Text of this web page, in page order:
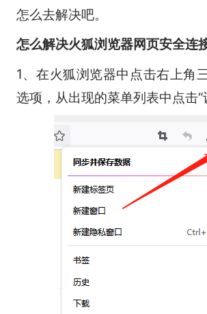
怎么去解决吧。
怎么解决火狐浏览器网页安全连
1、在火狐浏览器中点击右上角
选项，从出现的菜单列表中点击“